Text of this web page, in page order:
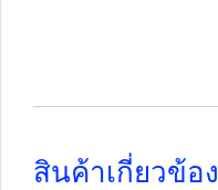
สินค้าเกี่ยวข้อง